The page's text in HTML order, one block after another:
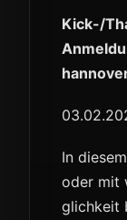
Kick-/
In
oder mit
glichkeit